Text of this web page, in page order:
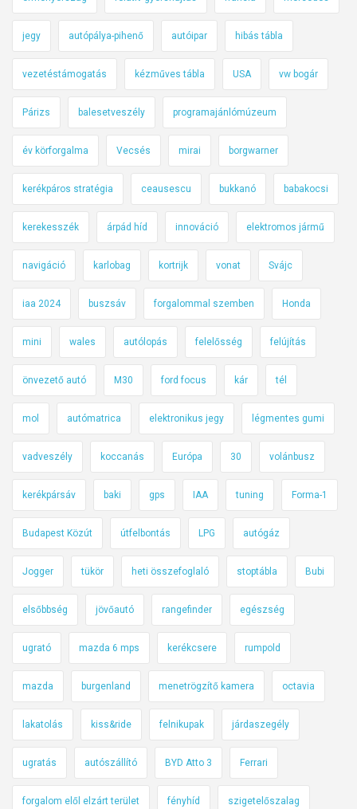
jegy autópálya-pihenő autóipar hibás tábla
vezetéstámogatás kézműves tábla USA vw bogár
Párizs balesetveszély programajánlómúzeum
év körforgalma Vecsés mirai borgwarner
kerékpáros stratégia ceausescu bukkanó babakocsi
kerekesszék árpád híd innováció elektromos jármű
navigáció karlobag kortrijk vonat Svájc
iaa 2024 buszsáv forgalommal szemben Honda
mini wales autólopás felelősség felújítás
önvezető autó M30 ford focus kár tél
mol autómatrica elektronikus jegy légmentes gumi
vadveszély koccanás Európa 30 volánbusz
kerékpársáv baki gps IAA tuning Forma-1
Budapest Közút útfelbontás LPG autógáz
Jogger tükör heti összefoglaló stoptábla Bubi
elsőbbség jövőautó rangefinder egészség
ugrató mazda 6 mps kerékcsere rumpold
mazda burgenland menetrögzítő kamera octavia
lakatolás kiss&ride felnikupak járdaszegély
ugratás autószállító BYD Atto 3 Ferrari
forgalom elől elzárt terület fényhíd szigetelőszalag